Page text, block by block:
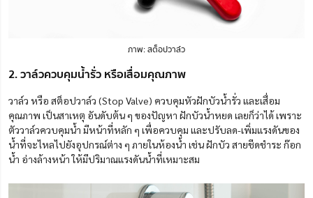
ภาพ: สต็อปวาล์ว
2. วาล์วควบคุมน้ำรั่ว หรือเสื่อมคุณภาพ
วาล์ว หรือ สต็อปวาล์ว (Stop Valve) ควบคุมหัวฝักบัวน้ำรั่ว และเสื่อม
คุณภาพ เป็นสาเหตุ อันดับต้น ๆ ของปัญหา ฝักบัวน้ำหยด เลยก็ว่าได้ เพราะ
ตัววาล์วควบคุมน้ำ มีหน้าที่หลัก ๆ เพื่อควบคุม และปรับลด-เพิ่มแรงดันของ
น้ำที่จะไหลไปยังอุปกรณ์ต่าง ๆ ภายในห้องน้ำ เช่น ฝักบัว สายชีดชำระ ก๊อก
น้ำ อ่างล้างหน้า ให้มีปริมาณแรงดันน้ำที่เหมาะสม